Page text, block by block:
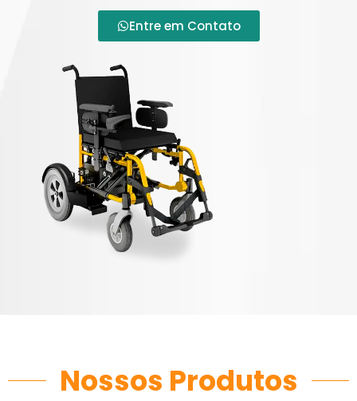
Entre em Contato
Nossos Produtos